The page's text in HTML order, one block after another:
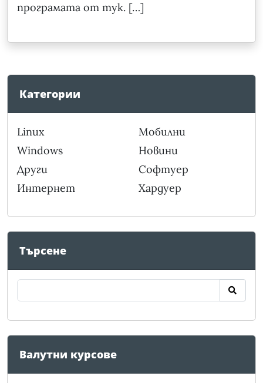
програмата от тук. […]
Категории
Linux
Windows
Други
Интернет
Мобилни
Новини
Софтуер
Хардуер
Търсене
Валутни курсове